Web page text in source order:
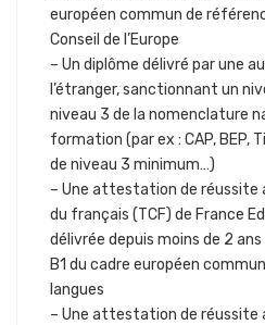
européen commun de
Conseil de l’Europe
– Un diplôme délivré par une
l’étranger, sanctionnant un
niveau 3 de la nomenclature
formation (par ex : CAP, BEP,
de niveau 3 minimum…)
– Une attestation de réussite
du français (TCF) de France
délivrée depuis moins de 2
B1 du cadre européen
langues
– Une attestation de réussite